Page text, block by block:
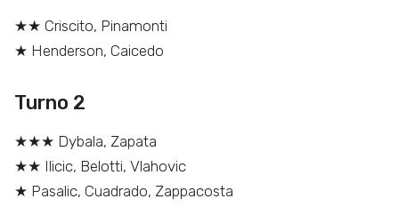
★★ Criscito, Pinamonti
★ Henderson, Caicedo
Turno 2
★★★ Dybala, Zapata
★★ Ilicic, Belotti, Vlahovic
★ Pasalic, Cuadrado, Zappacosta